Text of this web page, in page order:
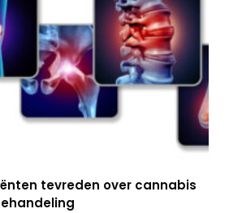
tevreden over cannabis